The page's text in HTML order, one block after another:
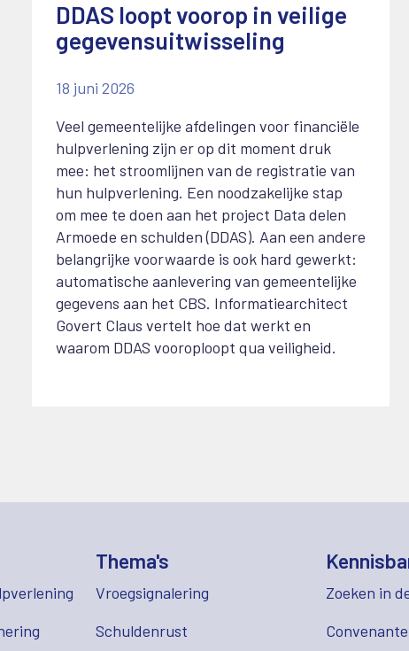
DDAS loopt voorop in veilige
gegevensuitwisseling
18 juni 2026
Veel gemeentelijke afdelingen voor financiële
hulpverlening zijn er op dit moment druk
mee: het stroomlijnen van de registratie van
hun hulpverlening. Een noodzakelijke stap
om mee te doen aan het project Data delen
Armoede en schulden (DDAS). Aan een andere
belangrijke voorwaarde is ook hard gewerkt:
automatische aanlevering van gemeentelijke
gegevens aan het CBS. Informatiearchitect
Govert Claus vertelt hoe dat werkt en
waarom DDAS vooroploopt qua veiligheid.
Thema's
Vroegsignalering
Schuldenrust
Zoeken in